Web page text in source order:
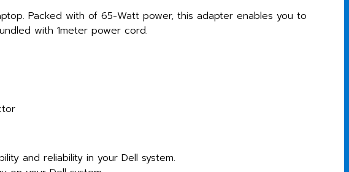
Packed with of 65-Watt power, this adapter enables you to
with 1meter power cord.
and reliability in your Dell system.